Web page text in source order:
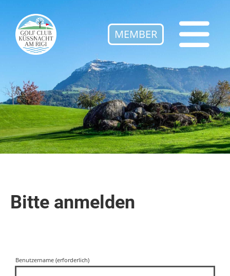
MEMBER
Bitte anmelden
Benutzername (erforderlich)